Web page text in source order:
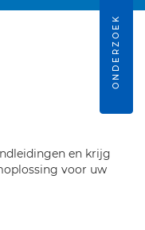
en krijg
voor uw
ONDERZOEK